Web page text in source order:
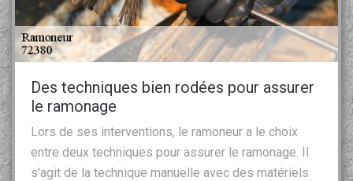
Des techniques bien rodées pour assurer
le ramonage
Lors de ses interventions, le ramoneur a le choix
entre deux techniques pour assurer le ramonage. Il
s’agit de la technique manuelle avec des matériels